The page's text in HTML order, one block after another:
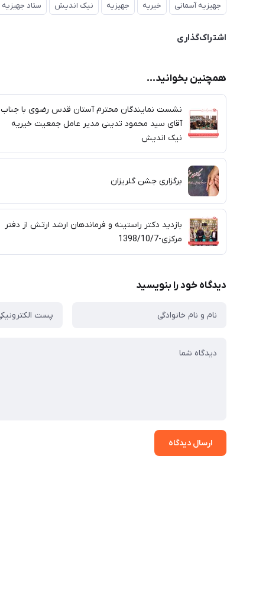
جهیزیه آسمانی
خیریه جهیزیه نیک اندیش ستاد جهیزیه
اشتراک‌گذاری
همچنین بخوانید...
نشست نمایندگان محترم آستان قدس رضوی با جناب
آقای سید محمود تدینی مدیر عامل جمعیت خیریه
نیک اندیش
برگزاری جشن گلریزان
بازدید دکتر راستینه و فرماندهان ارشد ارتش از دفتر
مرکزی-1398/10/7
دیدگاه خود را بنویسید
ارسال دیدگاه